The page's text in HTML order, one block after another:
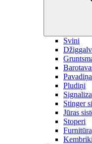
Svini
Pludiņi
Stinger
Jūras
Stoperi
Furnitūra
Kembriki